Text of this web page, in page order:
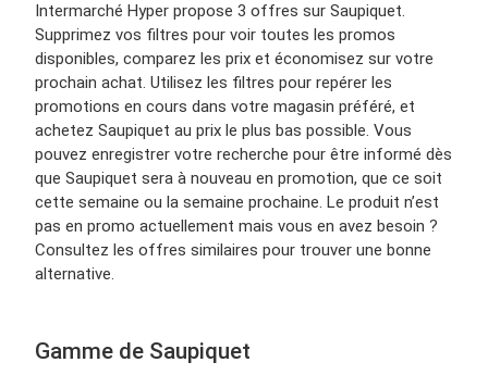
Intermarché Hyper propose 3 offres sur Saupiquet.
Supprimez vos filtres pour voir toutes les promos
disponibles, comparez les prix et économisez sur votre
prochain achat. Utilisez les filtres pour repérer les
promotions en cours dans votre magasin préféré, et
achetez Saupiquet au prix le plus bas possible. Vous
pouvez enregistrer votre recherche pour être informé dès
que Saupiquet sera à nouveau en promotion, que ce soit
cette semaine ou la semaine prochaine. Le produit n’est
pas en promo actuellement mais vous en avez besoin ?
Consultez les offres similaires pour trouver une bonne
alternative.
Gamme de Saupiquet